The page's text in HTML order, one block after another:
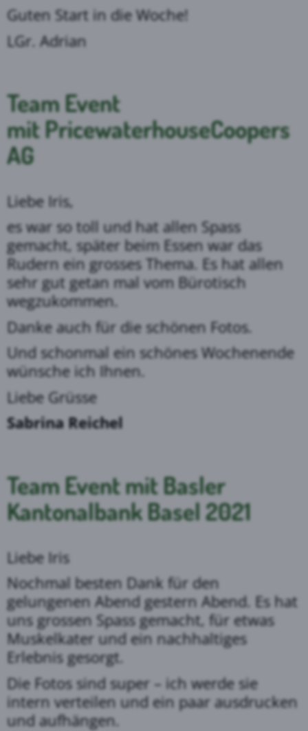
Guten Start in die Woche!
LGr. Adrian
Team Event
mit PricewaterhouseCoopers
AG
Liebe Iris,
es war so toll und hat allen Spass
gemacht, später beim Essen war das
Rudern ein grosses Thema. Es hat allen
sehr gut getan mal vom Bürotisch
wegzukommen.
Danke auch für die schönen Fotos.
Und schonmal ein schönes Wochenende
wünsche ich Ihnen.
Liebe Grüsse
Sabrina Reichel
Team Event mit Basler
Kantonalbank Basel 2021
Liebe Iris
Nochmal besten Dank für den
gelungenen Abend gestern Abend. Es hat
uns grossen Spass gemacht, für etwas
Muskelkater und ein nachhaltiges
Erlebnis gesorgt.
Die Fotos sind super – ich werde sie
intern verteilen und ein paar ausdrucken
und aufhängen.